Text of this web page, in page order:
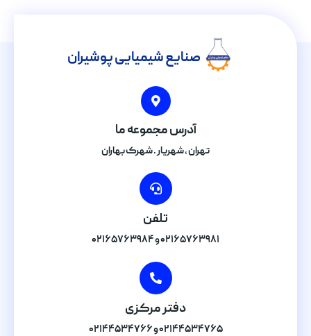
صنایع شیمیایی پوشیران
آدرس مجموعه ما
تهران , شهریار . شهرک بهاران
تلفن
۰۲۱۶۵۷۶۳۹۸۱ و ۰۲۱۶۵۷۶۳۹۸۴
دفتر مرکزی
۰۲۱۴۴۵۳۴۷۶۵ و ۰۲۱۴۴۵۳۴۷۶۶